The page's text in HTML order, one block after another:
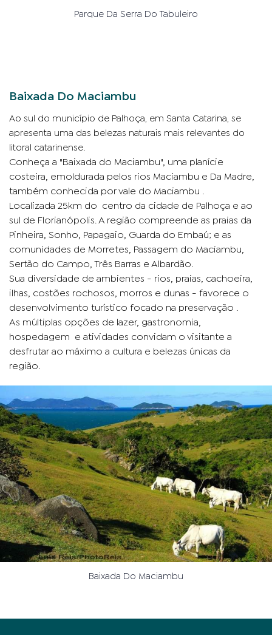
Parque Da Serra Do Tabuleiro
Baixada Do Maciambu
Ao sul do municí­pio de Palhoça, em Santa Catarina, se
apresenta uma das belezas naturais mais relevantes do
litoral catarinense.
Conheça a "Baixada do Maciambu", uma planície
costeira, emoldurada pelos rios Maciambu e Da Madre,
também conhecida por vale do Maciambu .
Localizada 25km do centro da cidade de Palhoça e ao
sul de Florianópolis. A região compreende as praias da
Pinheira, Sonho, Papagaio, Guarda do Embaú; e as
comunidades de Morretes, Passagem do Maciambu,
Sertão do Campo, Três Barras e Albardão.
Sua diversidade de ambientes - rios, praias, cachoeira,
ilhas, costões rochosos, morros e dunas - favorece o
desenvolvimento turístico focado na preservação .
As múltiplas opções de lazer, gastronomia,
hospedagem e atividades convidam o visitante a
desfrutar ao máximo a cultura e belezas únicas da
região.
Baixada Do Maciambu